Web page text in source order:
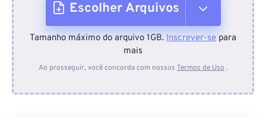
Escolher Arquivos
Do dispositivo
Tamanho máximo do arquivo 1GB. Inscrever-se para
mais
Ao prosseguir, você concorda com nossos Termos de Uso .